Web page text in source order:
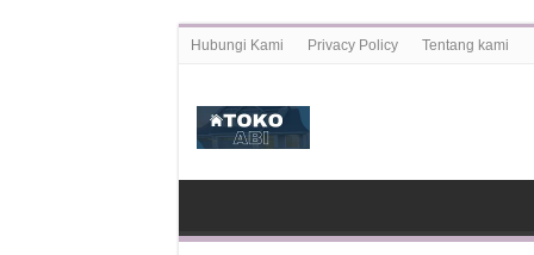
Hubungi Kami Privacy Policy Tentang kami